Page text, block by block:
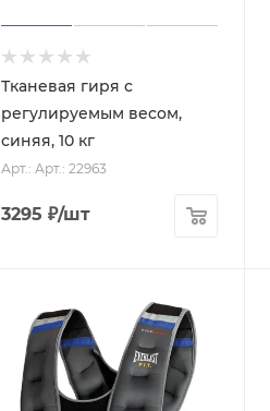
Тканевая гиря с
регулируемым весом,
синяя, 10 кг
Арт.: Арт.: 22963
3295 ₽/шт